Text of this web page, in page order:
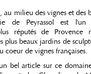
au milieu des vignes et des
de Peyrassol est l'un
réputés de Provence
plus beaux jardins de
coeur de vignes françaises.
bel article sur ce